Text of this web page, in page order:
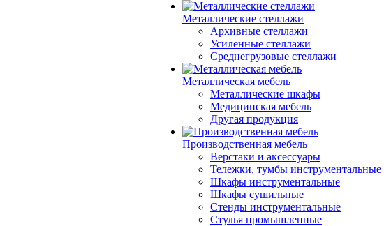
Металлические стеллажи
Архивные стеллажи
Усиленные стеллажи
Среднегрузовые стеллажи
Металлическая мебель
Металлические шкафы
Медицинская мебель
Другая продукция
Производственная мебель
Верстаки и аксессуары
Тележки, тумбы инструментальные
Шкафы инструментальные
Шкафы сушильные
Стенды инструментальные
Cтулья промышленные